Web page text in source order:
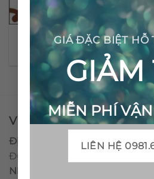
GIÁ ĐẶC BIỆT HỖ
GIẢM
MIỄN PHÍ
LIÊN HỆ
Gạch bông cổ điển CTS
33.1
VPĐD - CTY TNHH GẠCH
Địa chỉ:
CCN Quán Lát, Xã
Đức, Tỉnh Quảng Ngãi
Nhà máy miền trung: